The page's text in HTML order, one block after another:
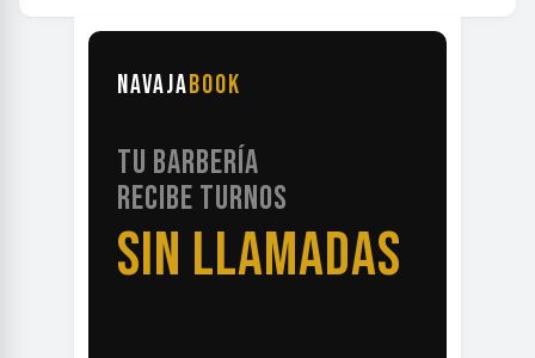
NAVAJABOOK
TU BARBERÍA
RECIBE TURNOS
SIN LLAMADAS